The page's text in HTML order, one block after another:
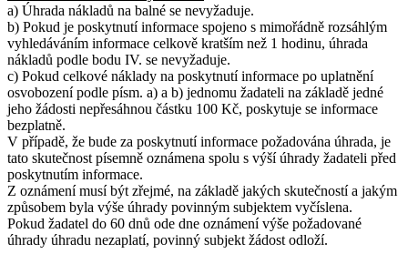
a) Úhrada nákladů na balné se nevyžaduje.
b) Pokud je poskytnutí informace spojeno s mimořádně rozsáhlým
vyhledáváním informace celkově kratším než 1 hodinu, úhrada
nákladů podle bodu IV. se nevyžaduje.
c) Pokud celkové náklady na poskytnutí informace po uplatnění
osvobození podle písm. a) a b) jednomu žadateli na základě jedné
jeho žádosti nepřesáhnou částku 100 Kč, poskytuje se informace
bezplatně.
V případě, že bude za poskytnutí informace požadována úhrada, je
tato skutečnost písemně oznámena spolu s výší úhrady žadateli před
poskytnutím informace.
Z oznámení musí být zřejmé, na základě jakých skutečností a jakým
způsobem byla výše úhrady povinným subjektem vyčíslena.
Pokud žadatel do 60 dnů ode dne oznámení výše požadované
úhrady úhradu nezaplatí, povinný subjekt žádost odloží.